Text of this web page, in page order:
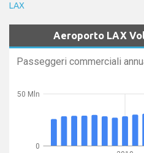
LAX
Aeroporto LAX
Passeggeri commerciali
0
50 Mln